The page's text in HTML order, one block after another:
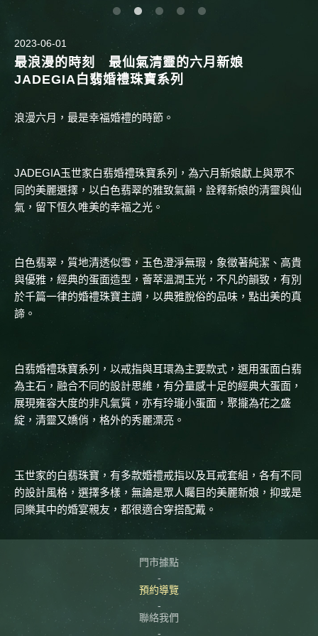
2023-06-01
最浪漫的時刻 最仙氣清靈的六月新娘
JADEGIA白翡婚禮珠寶系列
浪漫六月，最是幸福婚禮的時節。
JADEGIA玉世家白翡婚禮珠寶系列，為六月新娘獻上與眾不
同的美麗選擇，以白色翡翠的雅致氣韻，詮釋新娘的清靈與仙
氣，留下恆久唯美的幸福之光。
白色翡翠，質地清透似雪，玉色澄淨無瑕，象徵著純潔、高貴
與優雅，經典的蛋面造型，薈萃溫潤玉光，不凡的韻致，有別
於千篇一律的婚禮珠寶主調，以典雅脫俗的品味，點出美的真
諦。
白翡婚禮珠寶系列，以戒指與耳環為主要款式，選用蛋面白翡
為主石，融合不同的設計思維，有分量感十足的經典大蛋面，
展現雍容大度的非凡氣質，亦有玲瓏小蛋面，聚攏為花之盛
綻，清靈又嬌俏，格外的秀麗漂亮。
玉世家的白翡珠寶，有多款婚禮戒指以及耳戒套組，各有不同
的設計風格，選擇多樣，無論是眾人矚目的美麗新娘，抑或是
同樂其中的婚宴親友，都很適合穿搭配戴。
門市據點
預約導覽
聯絡我們